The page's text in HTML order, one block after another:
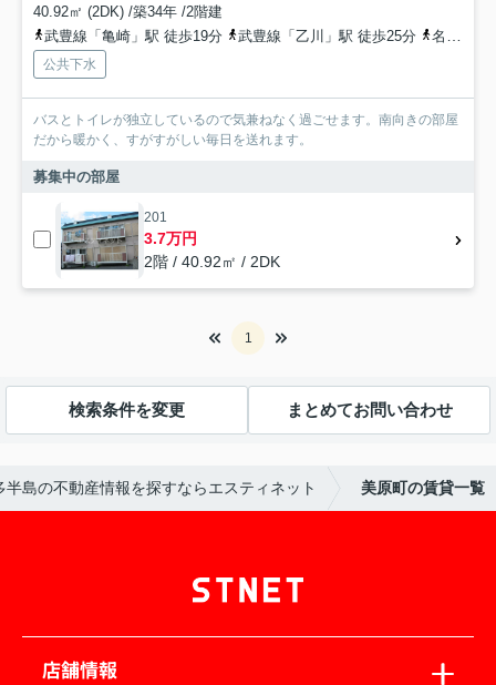
40.92㎡ (2DK) /築34年 /2階建
武豊線「亀崎」駅 徒歩19分
武豊線「乙川」駅 徒歩25分 名鉄河和線「植大」駅 徒歩39分
公共下水
バスとトイレが独立しているので気兼ねなく過ごせます。南向きの部屋
だから暖かく、すがすがしい毎日を送れます。
募集中の部屋
201
3.7万円
2階 / 40.92㎡ / 2DK
1
検索条件を変更 まとめてお問い合わせ
半島の不動産情報を探すならエスティネット 美原町の賃貸一覧
店舗情報